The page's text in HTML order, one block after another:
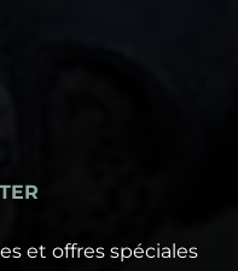
et offres spéciales